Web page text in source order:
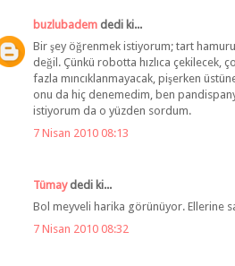
buzlubadem dedi ki...
Bir şey öğrenmek istiyorum; tart
değil. Çünkü robotta hızlıca çekilecek,
fazla mıncıklanmayacak, pişerken
onu da hiç denemedim, ben
istiyorum da o yüzden sordum.
7 Nisan 2010 08:13
Tümaydedi ki...
Bol meyveli harika görünüyor. Ellerine
7 Nisan 2010 08:32